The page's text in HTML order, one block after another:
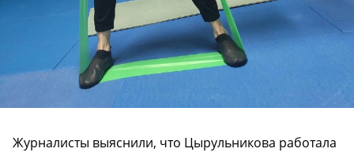
Журналисты выяснили, что Цырульникова работала